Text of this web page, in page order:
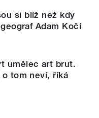
si blíž než kdy
Adam Kočí
umělec art brut.
tom neví, říká